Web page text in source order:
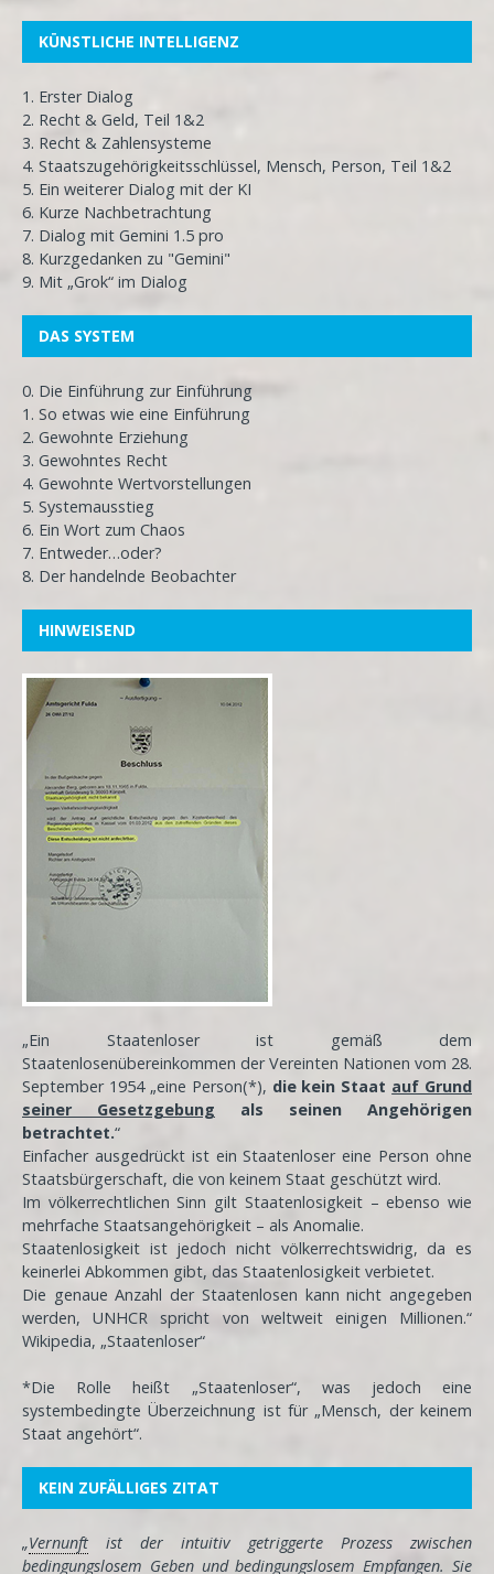
KÜNSTLICHE INTELLIGENZ
1. Erster Dialog
2. Recht & Geld, Teil 1&2
3. Recht & Zahlensysteme
4. Staatszugehörigkeitsschlüssel, Mensch, Person, Teil 1&2
5. Ein weiterer Dialog mit der KI
6. Kurze Nachbetrachtung
7. Dialog mit Gemini 1.5 pro
8. Kurzgedanken zu "Gemini"
9. Mit „Grok“ im Dialog
DAS SYSTEM
0. Die Einführung zur Einführung
1. So etwas wie eine Einführung
2. Gewohnte Erziehung
3. Gewohntes Recht
4. Gewohnte Wertvorstellungen
5. Systemausstieg
6. Ein Wort zum Chaos
7. Entweder…oder?
8. Der handelnde Beobachter
HINWEISEND
„Ein Staatenloser ist gemäß dem
Staatenlosenübereinkommen der Vereinten Nationen vom 28.
September 1954 „eine Person(*), die kein Staat auf Grund
seiner Gesetzgebung als seinen Angehörigen
betrachtet.“
Einfacher ausgedrückt ist ein Staatenloser eine Person ohne
Staatsbürgerschaft, die von keinem Staat geschützt wird.
Im völkerrechtlichen Sinn gilt Staatenlosigkeit – ebenso wie
mehrfache Staatsangehörigkeit – als Anomalie.
Staatenlosigkeit ist jedoch nicht völkerrechtswidrig, da es
keinerlei Abkommen gibt, das Staatenlosigkeit verbietet.
Die genaue Anzahl der Staatenlosen kann nicht angegeben
werden, UNHCR spricht von weltweit einigen Millionen.“
Wikipedia, „Staatenloser“
*Die Rolle heißt „Staatenloser“, was jedoch eine
systembedingte Überzeichnung ist für „Mensch, der keinem
Staat angehört“.
KEIN ZUFÄLLIGES ZITAT
„Vernunft ist der intuitiv getriggerte Prozess zwischen
bedingungslosem Geben und bedingungslosem Empfangen. Sie